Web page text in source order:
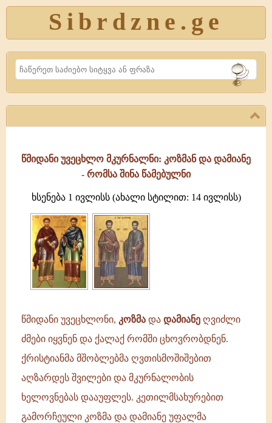
Sibrdzne.ge
Search
წმიდანი უვეცხლო მკურნალნი: კოზმან და დამიანე
- რომსა შინა წამებულნი
ხსენება 1 ივლისს (ახალი სტილით: 14 ივლისს)
წმიდანი უვეცხლონი, კოზმა და დამიანე ღვიძლი
ძმები იყვნენ და ქალაქ რომში ცხოვრობდნენ.
ქრისტიანმა მშობლებმა ღვთისმოშიშებით
აღზარდეს შვილები და მკურნალობის
ხელოვნებას დააუფლეს. კეთილმსახურებით
გამორჩეული კოზმა და დამიანე უფალმა